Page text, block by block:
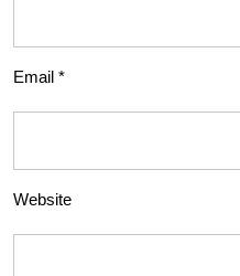
Email *
Website